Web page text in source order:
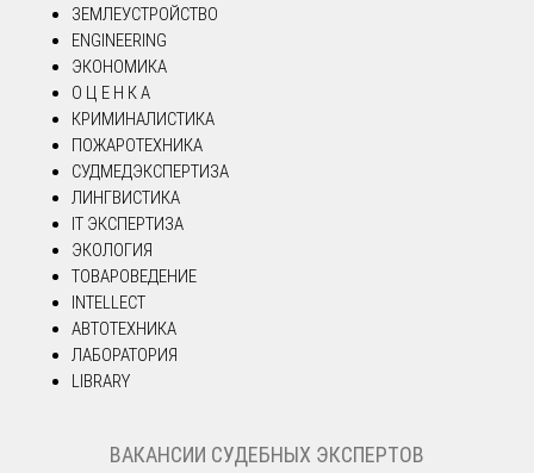
ЗЕМЛЕУСТРОЙСТВО
ENGINEERING
ЭКОНОМИКА
О Ц Е Н К А
КРИМИНАЛИСТИКА
ПОЖАРОТЕХНИКА
СУДМЕДЭКСПЕРТИЗА
ЛИНГВИСТИКА
IT ЭКСПЕРТИЗА
ЭКОЛОГИЯ
ТОВАРОВЕДЕНИЕ
INTELLECT
АВТОТЕХНИКА
ЛАБОРАТОРИЯ
LIBRARY
ВАКАНСИИ СУДЕБНЫХ ЭКСПЕРТОВ